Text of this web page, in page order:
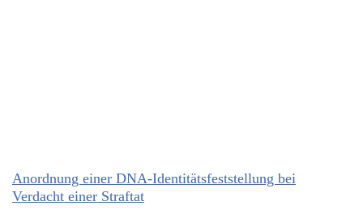
Anordnung einer DNA-Identitätsfeststellung bei
Verdacht einer Straftat